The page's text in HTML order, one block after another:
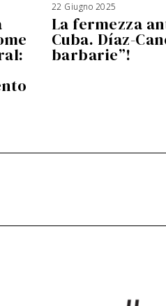
22 Giugno 2025
M
a
g
g
i
o
2
0
La fermezza
Cuba. Díaz-
barbarie”!